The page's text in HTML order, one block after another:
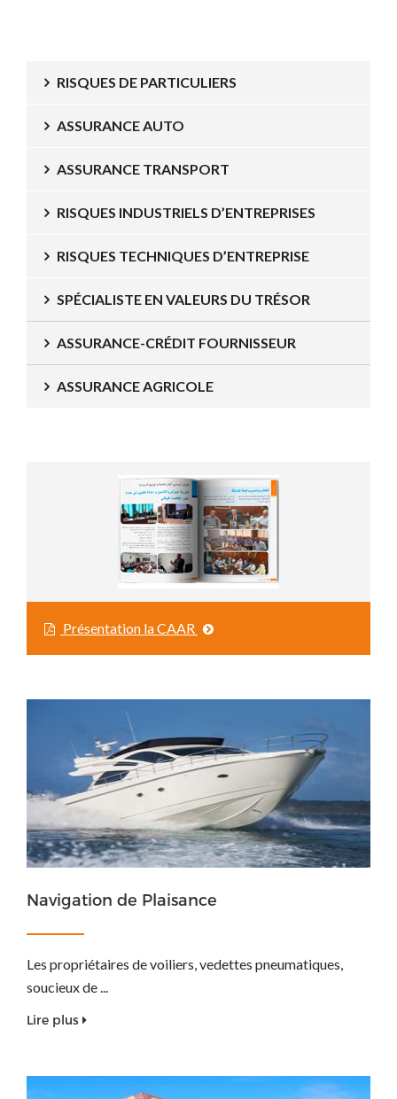
RISQUES DE PARTICULIERS
ASSURANCE AUTO
ASSURANCE TRANSPORT
RISQUES INDUSTRIELS D’ENTREPRISES
RISQUES TECHNIQUES D’ENTREPRISE
SPÉCIALISTE EN VALEURS DU TRÉSOR
ASSURANCE-CRÉDIT FOURNISSEUR
ASSURANCE AGRICOLE
Présentation la CAAR
Navigation de Plaisance
Les propriétaires de voiliers, vedettes pneumatiques,
soucieux de ...
Lire plus